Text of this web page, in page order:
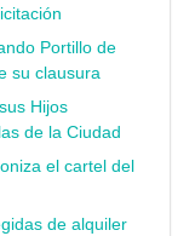
Portillo de
su clausura
Hijos
de la Ciudad
el cartel del
de alquiler